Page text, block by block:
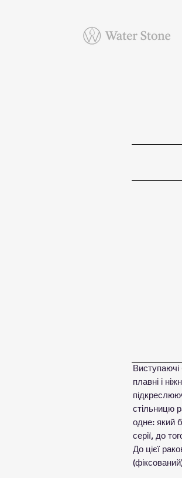
плавні і
стільницю
одне: який
серії, до
До цієї